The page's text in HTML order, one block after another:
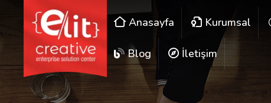
Anasayfa Kurumsal
Blog İletişim